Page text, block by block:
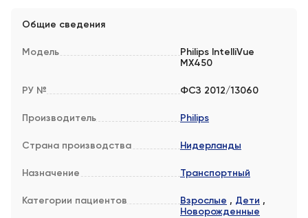
Общие сведения
Модель
Philips IntelliVue
MX450
РУ № ФСЗ 2012/13060
Производитель Philips
Страна производства Нидерланды
Назначение Транспортный
Категории пациентов Взрослые , Дети ,
Новорожденные